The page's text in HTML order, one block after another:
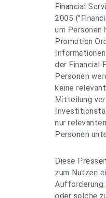
Financial
2005
um Personen
Promotion
der Financial
Personen
keine
Mitteilung
nur
Personen
Diese
zum Nutzen
Aufforderung
oder solche